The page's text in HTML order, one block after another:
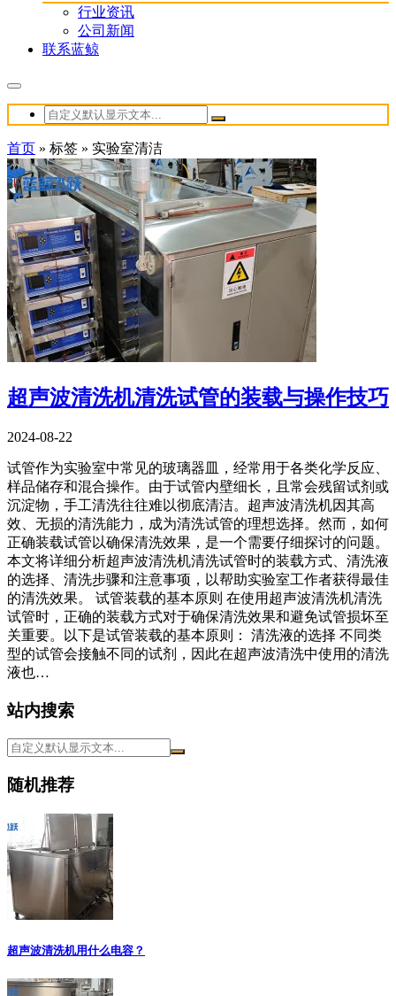
行业资讯
公司新闻
联系蓝鲸
首页 » 标签 » 实验室清洁
超声波清洗机清洗试管的装载与操作技巧
2024-08-22
试管作为实验室中常见的玻璃器皿，经常用于各类化学反应、
样品储存和混合操作。由于试管内壁细长，且常会残留试剂或
沉淀物，手工清洗往往难以彻底清洁。超声波清洗机因其高
效、无损的清洗能力，成为清洗试管的理想选择。然而，如何
正确装载试管以确保清洗效果，是一个需要仔细探讨的问题。
本文将详细分析超声波清洗机清洗试管时的装载方式、清洗液
的选择、清洗步骤和注意事项，以帮助实验室工作者获得最佳
的清洗效果。 试管装载的基本原则 在使用超声波清洗机清洗
试管时，正确的装载方式对于确保清洗效果和避免试管损坏至
关重要。以下是试管装载的基本原则： 清洗液的选择 不同类
型的试管会接触不同的试剂，因此在超声波清洗中使用的清洗
液也…
站内搜索
随机推荐
超声波清洗机用什么电容？